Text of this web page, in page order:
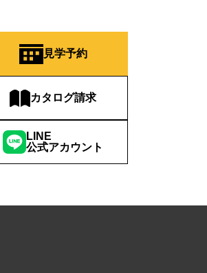
見学予約
カタログ請求
LINE
公式アカウント